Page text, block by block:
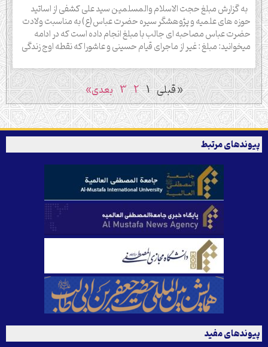
به گزارش مبلغ حجت الاسلام والمسلمین سید علی کشفی از اساتید
حوزه های علمیه و پژوهشگر سیره حضرت عباس(ع) به مناسبت ولادت
حضرت عباس مصاحبه ای جالب با مبلغ انجام داده است که در ادامه
میخوانید: مبلغ : غیر از ماجرای قیام حسینی و عاشورا که نقطه اوج زندگی
« قبلی 1
2
3 بعدی»
پیوندهای مرتبط
پیوندهای مفید